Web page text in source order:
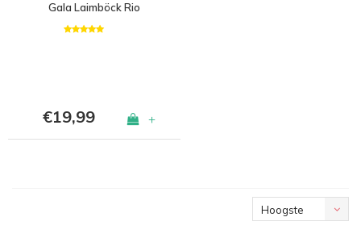
Gala Laimböck Rio
€19,99 +
Hoogste